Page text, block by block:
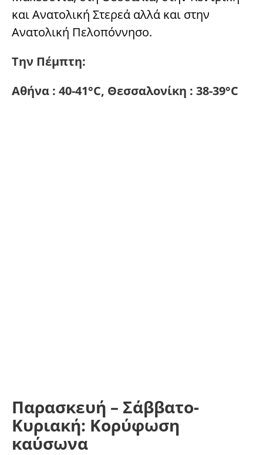
και Ανατολική Στερεά αλλά και στην
Ανατολική Πελοπόννησο.
Την Πέμπτη:
Αθήνα : 40-41°C, Θεσσαλονίκη : 38-39°C
Παρασκευή – Σάββατο-
Κυριακή: Κορύφωση
καύσωνα